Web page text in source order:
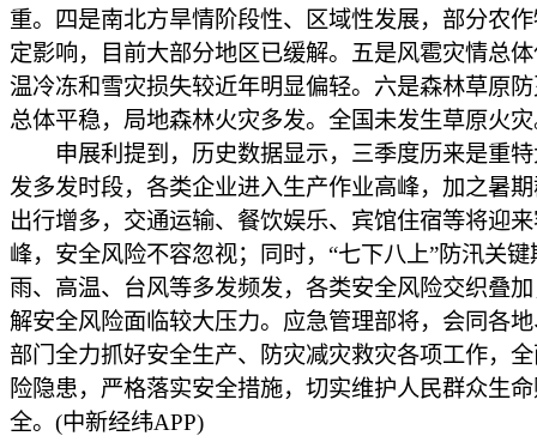
重。四是南北方旱情阶段性、区域性发展，部分农
定影响，目前大部分地区已缓解。五是风雹灾情总
温冷冻和雪灾损失较近年明显偏轻。六是森林草原
总体平稳，局地森林火灾多发。全国未发生草原火
申展利提到，历史数据显示，三季度历来是重特
发多发时段，各类企业进入生产作业高峰，加之暑
出行增多，交通运输、餐饮娱乐、宾馆住宿等将迎
峰，安全风险不容忽视；同时，“七下八上”防汛关键
雨、高温、台风等多发频发，各类安全风险交织叠
解安全风险面临较大压力。应急管理部将，会同各
部门全力抓好安全生产、防灾减灾救灾各项工作，
险隐患，严格落实安全措施，切实维护人民群众生
全。(中新经纬APP)